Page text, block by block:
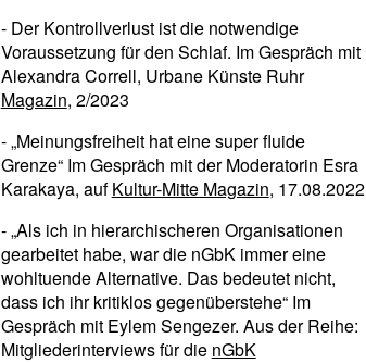
- Der Kontrollverlust ist die notwendige
Voraussetzung für den Schlaf. Im Gespräch mit
Alexandra Correll, Urbane Künste Ruhr
Magazin, 2/2023
- „Meinungsfreiheit hat eine super fluide
Grenze“ Im Gespräch mit der Moderatorin Esra
Karakaya, aufKultur-Mitte Magazin, 17.08.2022
- „Als ich in hierarchischeren Organisationen
gearbeitet habe, war die nGbK immer eine
wohltuende Alternative. Das bedeutet nicht,
dass ich ihr kritiklos gegenüberstehe“ Im
Gespräch mit Eylem Sengezer. Aus der Reihe:
Mitgliederinterviews für die nGbK